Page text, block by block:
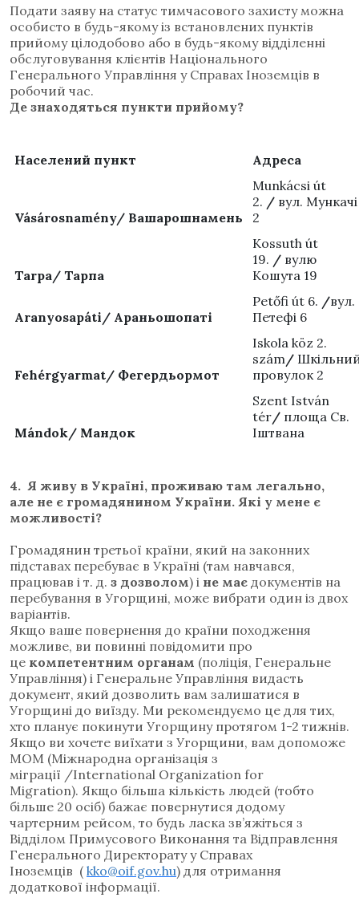
Подати заяву на статус тимчасового захисту можна
особисто в будь-якому із встановлених пунктів
прийому цілодобово або в будь-якому відділенні
обслуговування клієнтів Національного
Генерального Управління у Справах Іноземців в
робочий час.
Де знаходяться пункти прийому?
Населений пункт Адреса
Vásárosnamény/ Вашарошнамень
Munkácsi út
2. / вул. Мункачі
2
Tarpa/ Тарпа
Kossuth út
19. / вулю
Кошута 19
Aranyosapáti/ Араньошопаті
Petőfi út 6. /вул.
Петефі 6
Fehérgyarmat/ Фегердьормот
Iskola köz 2.
szám/
провулок 2
Mándok/ Мандок
Szent István
tér/ площа Св.
Іштвана
4. Я живу в Україні, проживаю там легально,
але не є громадянином України. Які у мене є
можливості?
Громадянин третьої країни, який на законних
підставах перебуває в Україні (там навчався,
працював і т. д. з дозволом) і не має документів на
перебування в Угорщині, може вибрати один із двох
варіантів.
Якщо ваше повернення до країни походження
можливе, ви повинні повідомити про
це компетентним органам (поліція, Генеральне
Управління) і Генеральне Управління видасть
документ, який дозволить вам залишатися в
Угорщині до виїзду. Ми рекомендуємо це для тих,
хто планує покинути Угорщину протягом 1-2 тижнів.
Якщо ви хочете виїхати з Угорщини, вам допоможе
МОМ (Міжнародна організація з
міграції /International Organization for
Migration). Якщо більша кількість людей (тобто
більше 20 осіб) бажає повернутися додому
чартерним рейсом, то будь ласка зв’яжіться з
Відділом Примусового Виконання та Відправлення
Генерального Директорату у Справах
Іноземців ( kko@oif.gov.hu) для отримання
додаткової інформації.